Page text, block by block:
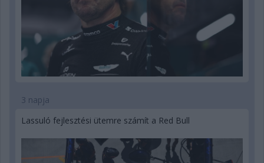
3 napja
Lassuló fejlesztési ütemre számít a Red Bull